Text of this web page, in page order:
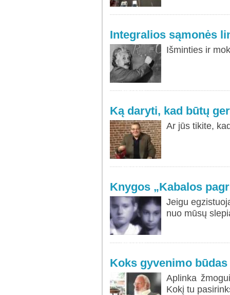
Integralios sąmonės
Išminties ir
Ką daryti, kad būtų
Ar jūs tikite,
Knygos „Kabalos
Jeigu
nuo mūsų
Koks gyvenimo
Aplinka
Kokį tu